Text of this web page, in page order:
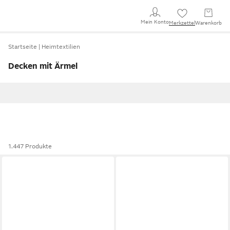
Mein KontoMerkzettel Warenkorb
Startseite Heimtextilien
Decken mit Ärmel
1.447 Produkte